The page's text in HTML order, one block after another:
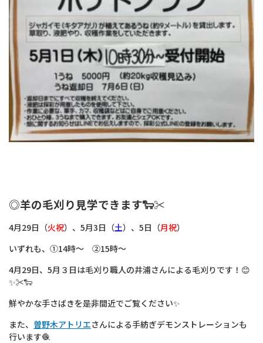
◎羊の毛刈り見学できます🐑✂️
4月29日（火祝）、5月3日（土）、5日（月祝）
いずれも、①14時～ ②15時～
4月29日、5月３日は毛刈り職人の井浦さんによる毛刈りです！😊
✨✂️🐑
鮮やかな手さばきを是非間近でご覧ください✨
また、 曽野木アトリエさんによる手紡ぎデモンストレーションも
行います🧶